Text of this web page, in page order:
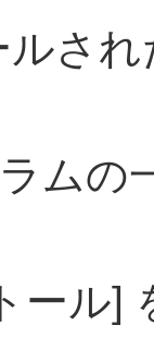
さ
ムの
ール]